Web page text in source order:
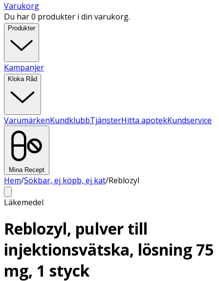
Varukorg
Du har 0 produkter i din varukorg.
Produkter
Kampanjer
Kloka Råd
VarumärkenKundklubbTjänsterHitta apotekKundservice
Mina Recept
Hem/Sökbar, ej köpb, ej kat/Reblozyl
Läkemedel
Reblozyl, pulver till
injektionsvätska, lösning 75
mg, 1 styck